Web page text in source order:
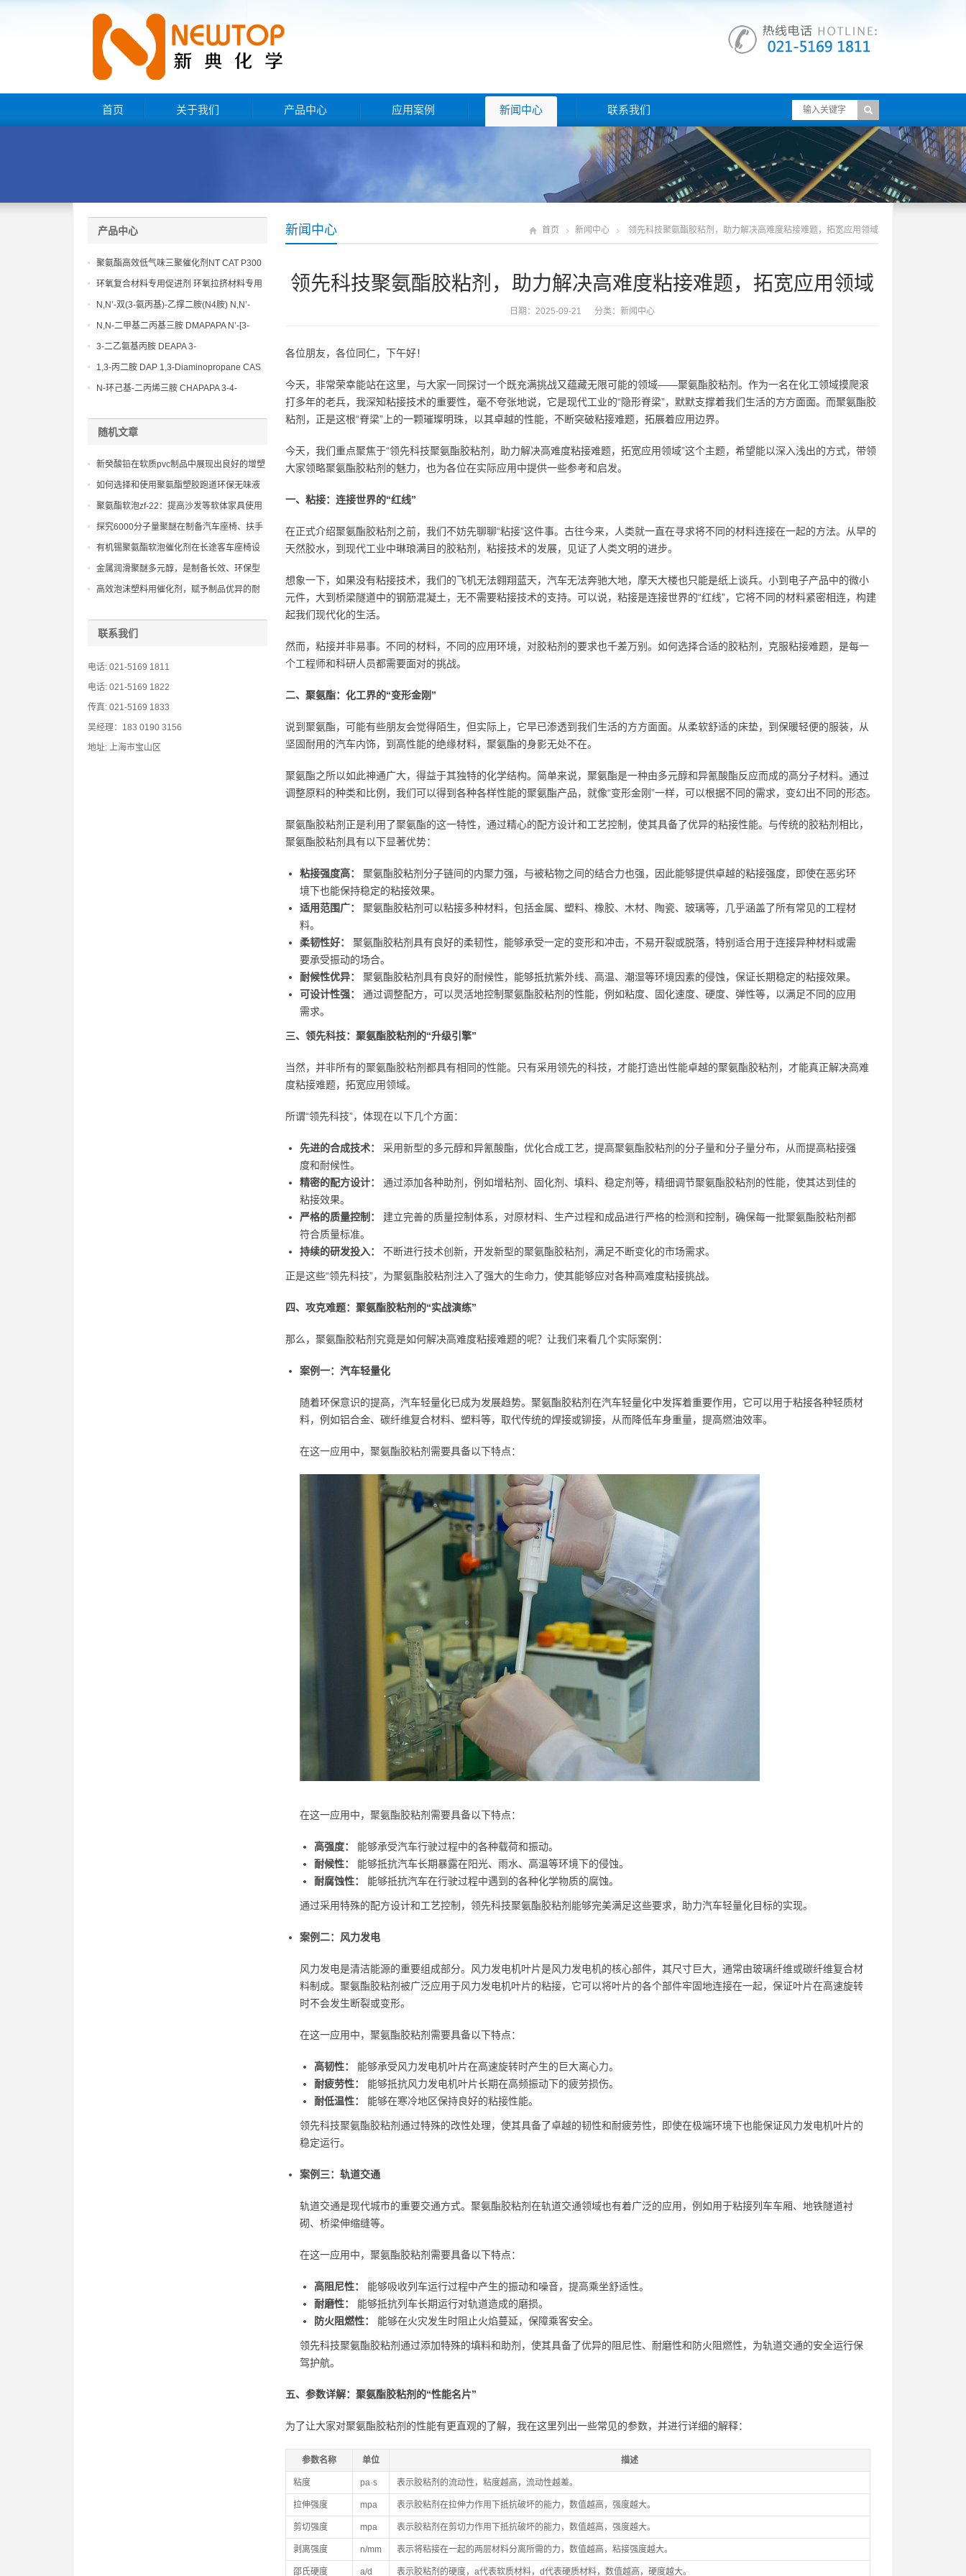
首页 关于我们 产品中心 应用案例 新闻中心 联系我们
新闻中心 首页 新闻中心 领先科技聚氨酯胶粘剂，助力解决高难度粘接难题，拓宽应用领域
领先科技聚氨酯胶粘剂，助力解决高难度粘接难题，拓宽应用领域
日期：2025-09-21 分类： 新闻中心
各位朋友，各位同仁，下午好！
今天，非常荣幸能站在这里，与大家一同探讨一个既充满挑战又蕴藏无限可能的领域——聚氨酯胶粘剂。作为一名在化工领域摸爬滚
打多年的老兵，我深知粘接技术的重要性，毫不夸张地说，它是现代工业的“隐形脊梁”，默默支撑着我们生活的方方面面。而聚氨酯胶
粘剂，正是这根“脊梁”上的一颗璀璨明珠，以其卓越的性能，不断突破粘接难题，拓展着应用边界。
今天，我们重点聚焦于“领先科技聚氨酯胶粘剂，助力解决高难度粘接难题，拓宽应用领域”这个主题，希望能以深入浅出的方式，带领
大家领略聚氨酯胶粘剂的魅力，也为各位在实际应用中提供一些参考和启发。
一、粘接：连接世界的“红线”
在正式介绍聚氨酯胶粘剂之前，我们不妨先聊聊“粘接”这件事。古往今来，人类就一直在寻求将不同的材料连接在一起的方法。从早的
天然胶水，到现代工业中琳琅满目的胶粘剂，粘接技术的发展，见证了人类文明的进步。
想象一下，如果没有粘接技术，我们的飞机无法翱翔蓝天，汽车无法奔驰大地，摩天大楼也只能是纸上谈兵。小到电子产品中的微小
元件，大到桥梁隧道中的钢筋混凝土，无不需要粘接技术的支持。可以说，粘接是连接世界的“红线”，它将不同的材料紧密相连，构建
起我们现代化的生活。
然而，粘接并非易事。不同的材料，不同的应用环境，对胶粘剂的要求也千差万别。如何选择合适的胶粘剂，克服粘接难题，是每一
个工程师和科研人员都需要面对的挑战。
二、聚氨酯：化工界的“变形金刚”
说到聚氨酯，可能有些朋友会觉得陌生，但实际上，它早已渗透到我们生活的方方面面。从柔软舒适的床垫，到保暖轻便的服装，从
坚固耐用的汽车内饰，到高性能的绝缘材料，聚氨酯的身影无处不在。
聚氨酯之所以如此神通广大，得益于其独特的化学结构。简单来说，聚氨酯是一种由多元醇和异氰酸酯反应而成的高分子材料。通过
调整原料的种类和比例，我们可以得到各种各样性能的聚氨酯产品，就像“变形金刚”一样，可以根据不同的需求，变幻出不同的形态。
聚氨酯胶粘剂正是利用了聚氨酯的这一特性，通过精心的配方设计和工艺控制，使其具备了优异的粘接性能。与传统的胶粘剂相比，
聚氨酯胶粘剂具有以下显著优势：
粘接强度高：
聚氨酯胶粘剂分子链间的内聚力强，与被粘物之间的结合力也强，因此能够提供卓越的粘接强度，即使在恶劣环
境下也能保持稳定的粘接效果。
适用范围广：
聚氨酯胶粘剂可以粘接多种材料，包括金属、塑料、橡胶、木材、陶瓷、玻璃等，几乎涵盖了所有常见的工程材
料。
柔韧性好：
聚氨酯胶粘剂具有良好的柔韧性，能够承受一定的变形和冲击，不易开裂或脱落，特别适合用于连接异种材料或需
要承受振动的场合。
耐候性优异：
聚氨酯胶粘剂具有良好的耐候性，能够抵抗紫外线、高温、潮湿等环境因素的侵蚀，保证长期稳定的粘接效果。
可设计性强：
通过调整配方，可以灵活地控制聚氨酯胶粘剂的性能，例如粘度、固化速度、硬度、弹性等，以满足不同的应用
需求。
三、领先科技：聚氨酯胶粘剂的“升级引擎”
当然，并非所有的聚氨酯胶粘剂都具有相同的性能。只有采用领先的科技，才能打造出性能卓越的聚氨酯胶粘剂，才能真正解决高难
度粘接难题，拓宽应用领域。
所谓“领先科技”，体现在以下几个方面：
先进的合成技术：
采用新型的多元醇和异氰酸酯，优化合成工艺，提高聚氨酯胶粘剂的分子量和分子量分布，从而提高粘接强
度和耐候性。
精密的配方设计：
通过添加各种助剂，例如增粘剂、固化剂、填料、稳定剂等，精细调节聚氨酯胶粘剂的性能，使其达到佳的
粘接效果。
严格的质量控制：
建立完善的质量控制体系，对原材料、生产过程和成品进行严格的检测和控制，确保每一批聚氨酯胶粘剂都
符合质量标准。
持续的研发投入：
不断进行技术创新，开发新型的聚氨酯胶粘剂，满足不断变化的市场需求。
正是这些“领先科技”，为聚氨酯胶粘剂注入了强大的生命力，使其能够应对各种高难度粘接挑战。
四、攻克难题：聚氨酯胶粘剂的“实战演练”
那么，聚氨酯胶粘剂究竟是如何解决高难度粘接难题的呢？让我们来看几个实际案例：
案例一：汽车轻量化
随着环保意识的提高，汽车轻量化已成为发展趋势。聚氨酯胶粘剂在汽车轻量化中发挥着重要作用，它可以用于粘接各种轻质材
料，例如铝合金、碳纤维复合材料、塑料等，取代传统的焊接或铆接，从而降低车身重量，提高燃油效率。
在这一应用中，聚氨酯胶粘剂需要具备以下特点：
在这一应用中，聚氨酯胶粘剂需要具备以下特点：
高强度：
能够承受汽车行驶过程中的各种载荷和振动。
耐候性：
能够抵抗汽车长期暴露在阳光、雨水、高温等环境下的侵蚀。
耐腐蚀性：
能够抵抗汽车在行驶过程中遇到的各种化学物质的腐蚀。
通过采用特殊的配方设计和工艺控制，领先科技聚氨酯胶粘剂能够完美满足这些要求，助力汽车轻量化目标的实现。
案例二：风力发电
风力发电是清洁能源的重要组成部分。风力发电机叶片是风力发电机的核心部件，其尺寸巨大，通常由玻璃纤维或碳纤维复合材
料制成。聚氨酯胶粘剂被广泛应用于风力发电机叶片的粘接，它可以将叶片的各个部件牢固地连接在一起，保证叶片在高速旋转
时不会发生断裂或变形。
在这一应用中，聚氨酯胶粘剂需要具备以下特点：
高韧性：
能够承受风力发电机叶片在高速旋转时产生的巨大离心力。
耐疲劳性：
能够抵抗风力发电机叶片长期在高频振动下的疲劳损伤。
耐低温性：
能够在寒冷地区保持良好的粘接性能。
领先科技聚氨酯胶粘剂通过特殊的改性处理，使其具备了卓越的韧性和耐疲劳性，即使在极端环境下也能保证风力发电机叶片的
稳定运行。
案例三：轨道交通
轨道交通是现代城市的重要交通方式。聚氨酯胶粘剂在轨道交通领域也有着广泛的应用，例如用于粘接列车车厢、地铁隧道衬
砌、桥梁伸缩缝等。
在这一应用中，聚氨酯胶粘剂需要具备以下特点：
高阻尼性：
能够吸收列车运行过程中产生的振动和噪音，提高乘坐舒适性。
耐磨性：
能够抵抗列车长期运行对轨道造成的磨损。
防火阻燃性：
能够在火灾发生时阻止火焰蔓延，保障乘客安全。
领先科技聚氨酯胶粘剂通过添加特殊的填料和助剂，使其具备了优异的阻尼性、耐磨性和防火阻燃性，为轨道交通的安全运行保
驾护航。
五、参数详解：聚氨酯胶粘剂的“性能名片”
为了让大家对聚氨酯胶粘剂的性能有更直观的了解，我在这里列出一些常见的参数，并进行详细的解释：
参数名称 单位 描述
粘度 pa·s 表示胶粘剂的流动性，粘度越高，流动性越差。
拉伸强度 mpa 表示胶粘剂在拉伸力作用下抵抗破坏的能力，数值越高，强度越大。
剪切强度 mpa 表示胶粘剂在剪切力作用下抵抗破坏的能力，数值越高，强度越大。
剥离强度 n/mm 表示将粘接在一起的两层材料分离所需的力，数值越高，粘接强度越大。
邵氏硬度 a/d 表示胶粘剂的硬度，a代表软质材料，d代表硬质材料，数值越高，硬度越大。
产品中心
聚氨酯高效低气味三聚催化剂NT CAT P300
环氧复合材料专用促进剂 环氧拉挤材料专用
促进剂 NT EP 120
N,N’-双(3-氨丙基)-乙撑二胺(N4胺) N,N’-
Bis(3-aminopropyl)-ethylenediamine CAS
No10563-26-5
N,N-二甲基二丙基三胺 DMAPAPA N’-[3-
(dimethylamino)propyllpropane-1,3-
diamine CAS No10563-29-8
3-二乙氨基丙胺 DEAPA 3-
(Diethylamino)propylamine CAS No 104-
1,3-丙二胺 DAP 1,3-Diaminopropane CAS
No 109-76-2
N-环己基-二丙烯三胺 CHAPAPA 3-4-
随机文章
新癸酸铅在软质pvc制品中展现出良好的增塑
剂兼容性，确保产品的柔韧性与稳定性。
如何选择和使用聚氨酯塑胶跑道环保无味液
体扩链剂，以解决跑道气味过重、不达标等
问题。
聚氨酯软泡zf-22：提高沙发等软体家具使用
寿命的秘诀
探究6000分子量聚醚在制备汽车座椅、扶手
和头枕中的应用
有机锡聚氨酯软泡催化剂在长途客车座椅设
计中的应用
金属润滑聚醚多元醇，是制备长效、环保型
合成金属切削液的关键组分
高效泡沫塑料用催化剂，赋予制品优异的耐
联系我们
电话: 021-5169 1811
电话: 021-5169 1822
传真: 021-5169 1833
吴经理：183 0190 3156
地址: 上海市宝山区